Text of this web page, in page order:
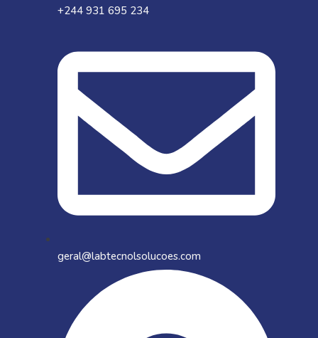
+244 931 695 234
geral@labtecnolsolucoes.com